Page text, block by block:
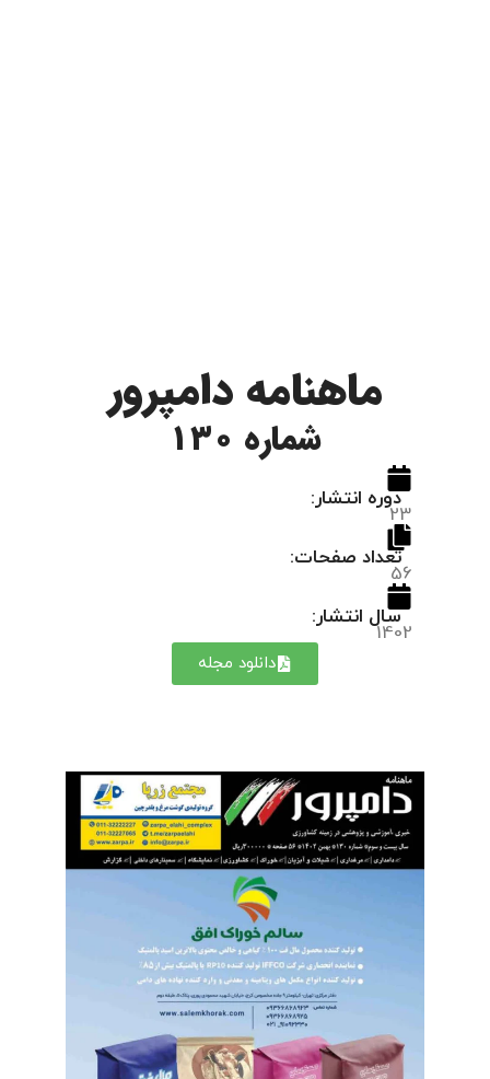
ماهنامه دامپرور
شماره 130
دوره انتشار:
23
تعداد صفحات:
56
سال انتشار:
1402
دانلود مجله